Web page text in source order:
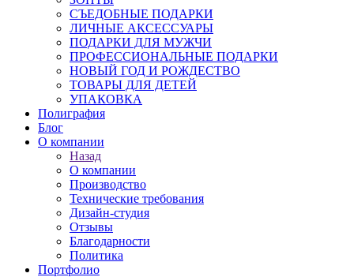
СЪЕДОБНЫЕ ПОДАРКИ
ЛИЧНЫЕ АКСЕССУАРЫ
ПОДАРКИ ДЛЯ МУЖЧИ
ПРОФЕССИОНАЛЬНЫЕ ПОДАРКИ
НОВЫЙ ГОД И РОЖДЕСТВО
ТОВАРЫ ДЛЯ ДЕТЕЙ
УПАКОВКА
Полиграфия
Блог
О компании
Назад
О компании
Производство
Технические требования
Дизайн-студия
Отзывы
Благодарности
Политика
Портфолио